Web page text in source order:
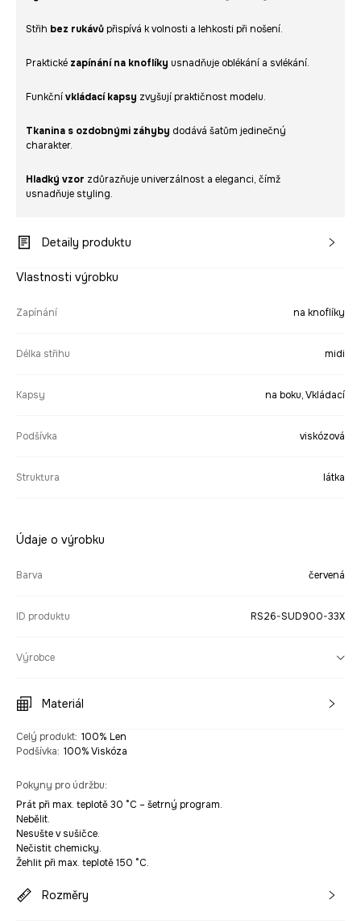
Střih bez rukávů přispívá k volnosti a lehkosti při nošení.
Praktické zapínání na knoflíky usnadňuje oblékání a svlékání.
Funkčnívkládací kapsy zvyšují praktičnost modelu.
Tkanina s ozdobnými záhyby dodává šatům jedinečný
charakter.
Hladký vzor zdůrazňuje univerzálnost a eleganci, čímž
usnadňuje styling.
Detaily produktu
Vlastnosti výrobku
Zapínání na knoflíky
Délka střihu midi
Kapsy na boku, Vkládací
Podšívka viskózová
Struktura látka
Údaje o výrobku
Barva červená
ID produktu RS26-SUD900-33X
Výrobce
Materiál
Celý produkt: 100% Len
Podšívka: 100% Viskóza
Pokyny pro údržbu:
Prát při max. teplotě 30 °C – šetrný program.
Nebělit.
Nesušte v sušičce.
Nečistit chemicky.
Žehlit při max. teplotě 150 °C.
Rozměry